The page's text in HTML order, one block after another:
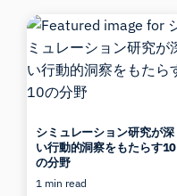
シミュレーション研究が深
い行動的洞察をもたらす10
の分野
1 min read